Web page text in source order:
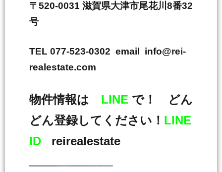
〒520-0031 滋賀県大津市尾花川8番32
号
TEL 077-523-0302 email info@rei-
realestate.com
物件情報は LINE で！ どん
どん登録してください！ LINE
ID reirealestate